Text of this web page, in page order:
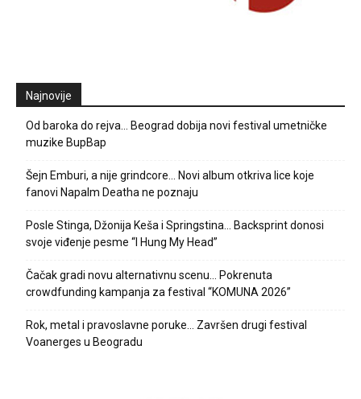
Najnovije
Od baroka do rejva… Beograd dobija novi festival umetničke
muzike BupBap
Šejn Emburi, a nije grindcore… Novi album otkriva lice koje
fanovi Napalm Deatha ne poznaju
Posle Stinga, Džonija Keša i Springstina… Backsprint donosi
svoje viđenje pesme “I Hung My Head”
Čačak gradi novu alternativnu scenu… Pokrenuta
crowdfunding kampanja za festival “KOMUNA 2026”
Rok, metal i pravoslavne poruke… Završen drugi festival
Voanerges u Beogradu